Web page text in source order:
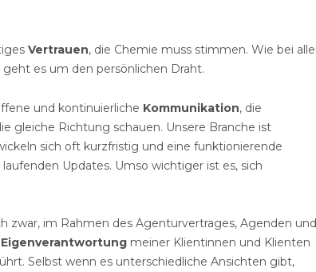
Vertrauen, die Chemie muss stimmen. Wie bei
es um den persönlichen Draht.
und kontinuierliche Kommunikation, die
gleiche Richtung schauen. Unsere Branche ist
sich oft kurzfristig und eine funktionierende
Updates. Umso wichtiger ist es, sich
zwar, im Rahmen des Agenturvertrages, Agenden und
Eigenverantwortungmeiner Klientinnen und Klienten
Selbst wenn es unterschiedliche Ansichten gibt,